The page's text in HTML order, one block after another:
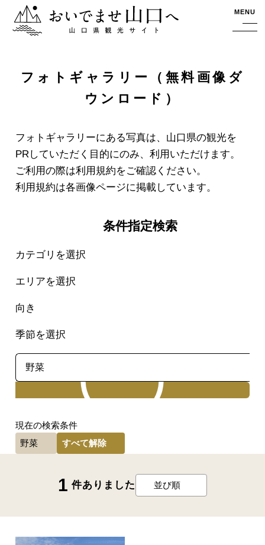
おいでませ山口へー山口県観光サイト MENU
フォトギャラリー（無料画像ダ
ウンロード）
フォトギャラリーにある写真は、山口県の観光を
PRしていただく目的にのみ、利用いただけます。
ご利用の際は利用規約をご確認ください。
利用規約は各画像ページに掲載しています。
条件指定検索
カテゴリを選択
エリアを選択
向き
季節を選択
現在の検索条件
野菜
すべて解除
1 件ありました 並び順